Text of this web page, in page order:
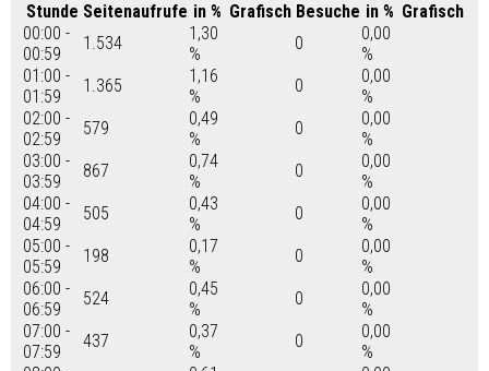
Stunde Seitenaufrufe in % Grafisch Besuche in % Grafisch
00:00 -
00:59
1.534
1,30
%
0
0,00
%
01:00 -
01:59
1.365
1,16
%
0
0,00
%
02:00 -
02:59
579
0,49
%
0
0,00
%
03:00 -
03:59
867
0,74
%
0
0,00
%
04:00 -
04:59
505
0,43
%
0
0,00
%
05:00 -
05:59
198
0,17
%
0
0,00
%
06:00 -
06:59
524
0,45
%
0
0,00
%
07:00 -
07:59
437
0,37
%
0
0,00
%